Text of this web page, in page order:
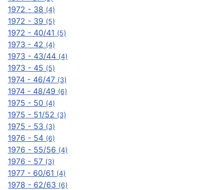
1972 - 38 (4)
1972 - 39 (5)
1972 - 40/41 (5)
1973 - 42 (4)
1973 - 43/44 (4)
1973 - 45 (5)
1974 - 46/47 (3)
1974 - 48/49 (6)
1975 - 50 (4)
1975 - 51/52 (3)
1975 - 53 (3)
1976 - 54 (6)
1976 - 55/56 (4)
1976 - 57 (3)
1977 - 60/61 (4)
1978 - 62/63 (6)